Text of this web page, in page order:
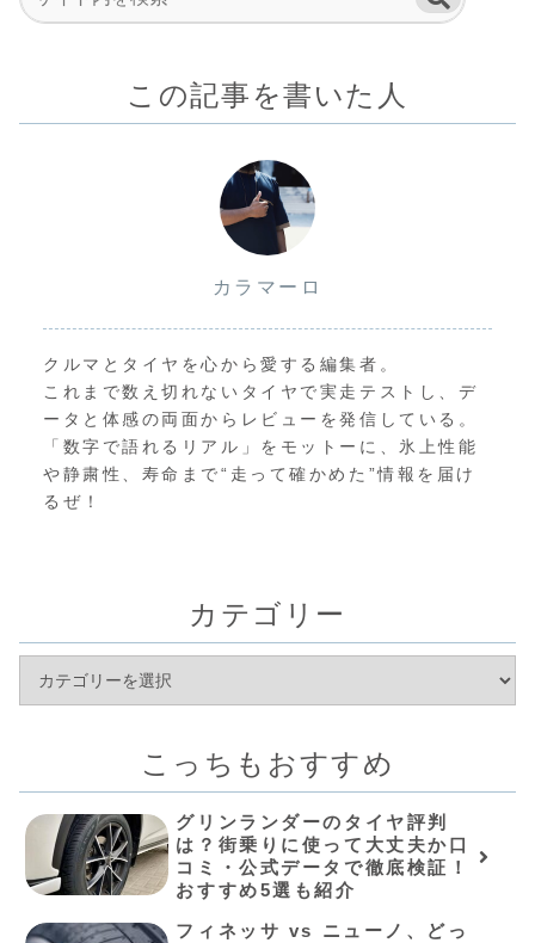
この記事を書いた人
カラマーロ
クルマとタイヤを心から愛する編集者。
これまで数え切れないタイヤで実走テストし、デ
ータと体感の両面からレビューを発信している。
「数字で語れるリアル」をモットーに、氷上性能
や静粛性、寿命まで“走って確かめた”情報を届け
るぜ！
カテゴリー
こっちもおすすめ
グリンランダーのタイヤ評判
は？街乗りに使って大丈夫か口
コミ・公式データで徹底検証！
おすすめ5選も紹介
フィネッサ vs ニューノ、どっ